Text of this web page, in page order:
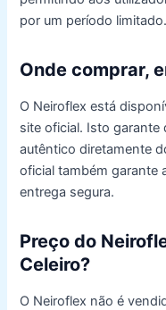
por um período limitado.
Onde comprar,
O Neiroflex está
site oficial. Isto garante
autêntico diretamente
oficial também garante
entrega segura.
Preço do
Celeiro?
O Neiroflex não é